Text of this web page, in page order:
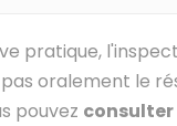
pratique,
oralement le
pouvez